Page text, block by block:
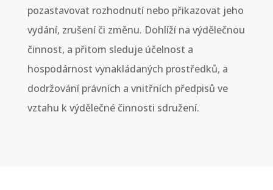
pozastavovat rozhodnutí nebo přikazovat jeho
vydání, zrušení či změnu. Dohlíží na výdělečnou
činnost, a přitom sleduje účelnost a
hospodárnost vynakládaných prostředků, a
dodržování právních a vnitřních předpisů ve
vztahu k výdělečné činnosti sdružení.